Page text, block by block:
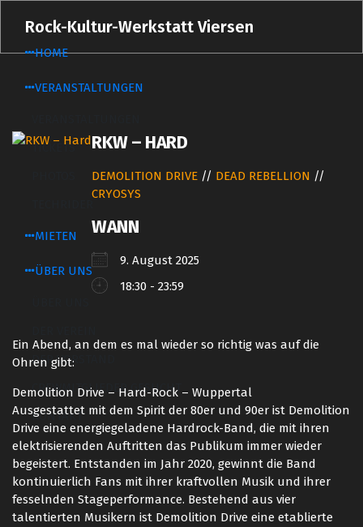
InhaltRock-Kultur-Werkstatt Viersen
HOME
VERANSTALTUNGEN
TICKETS
MIETEN
ÜBER UNS
DER VORSTAND
CREWMITGLIEDER GESUCHT
KONTAKT
RKW – HARD
DEMOLITION DRIVE // DEAD REBELLION //
CRYOSYS
WANN
9. August 2025
18:30 - 23:59
Ein Abend, an dem es mal wieder so richtig was auf die
Ohren gibt:
Demolition Drive – Hard-Rock – Wuppertal
Ausgestattet mit dem Spirit der 80er und 90er ist Demolition
Drive eine energiegeladene Hardrock-Band, die mit ihren
elektrisierenden Auftritten das Publikum immer wieder
begeistert. Entstanden im Jahr 2020, gewinnt die Band
kontinuierlich Fans mit ihrer kraftvollen Musik und ihrer
fesselnden Stageperformance. Bestehend aus vier
talentierten Musikern ist Demolition Drive eine etablierte